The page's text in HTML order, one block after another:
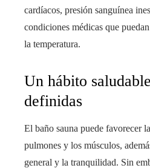
cardíacos, presión sanguínea
condiciones médicas que
la temperatura.
Un hábito
definidas
El baño sauna puede favorecer
pulmones y los músculos,
general y la tranquilidad. Sin